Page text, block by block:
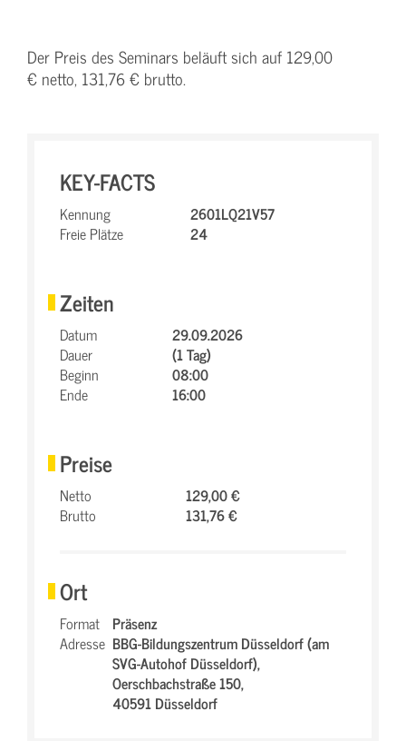
Der Preis des Seminars beläuft sich auf 129,00
€ netto, 131,76 € brutto.
KEY-FACTS
Kennung
2601LQ21V57
Freie Plätze
24
Zeiten
Datum
29.09.2026
Dauer
(1 Tag)
Beginn
08:00
Ende
16:00
Preise
Netto
129,00 €
Brutto
131,76 €
Ort
Format Präsenz
Adresse BBG-Bildungszentrum Düsseldorf (am
SVG-Autohof Düsseldorf),
Oerschbachstraße 150,
40591 Düsseldorf